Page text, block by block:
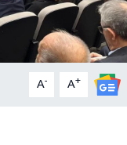
A- A+